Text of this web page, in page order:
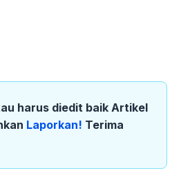
harus diedit baik Artikel
Laporkan! Terima